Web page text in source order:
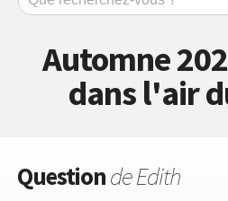
Automne
dans l'air
Questionde Edith